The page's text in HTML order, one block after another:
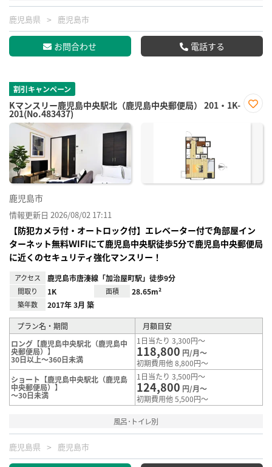
鹿児島県 鹿児島市
お問合わせ 電話する
割引キャンペーン
Kマンスリー鹿児島中央駅北（鹿児島中央郵便局） 201・1K-
201(No.483437)
に入
鹿児島市
情報更新日 2026/08/02 17:11
【防犯カメラ付・オートロック付】エレベーター付で角部屋イン
ターネット無料ＷIFIにて鹿児島中央駅徒歩5分で鹿児島中央郵便局
に近くのセキュリティ強化マンスリー！
アクセス 鹿児島市唐湊線「加治屋町駅」徒歩9分
間取り 1K 面積 28.65m²
築年数 2017年 3月 築
プラン名・期間
月額目安
ロング【鹿児島中央駅北（鹿児島中
央郵便局）】
30日以上～360日未満
1日当たり 3,300円～
118,800 円/月～
初期費用他 8,800円～
ショート【鹿児島中央駅北（鹿児島
中央郵便局）】
～30日未満
1日当たり 3,500円～
124,800 円/月～
初期費用他 5,500円～
風呂･トイレ別
鹿児島県 鹿児島市